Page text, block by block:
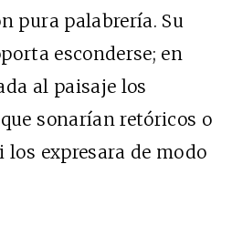
pura palabrería. Su
esconderse; en
al paisaje los
sonarían retóricos o
expresara de modo